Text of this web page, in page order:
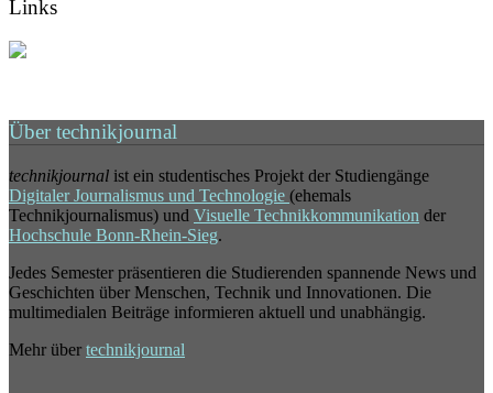
Links
Über technikjournal
technikjournal ist ein studentisches Projekt der Studiengänge
Digitaler Journalismus und Technologie (ehemals
Technikjournalismus) und Visuelle Technikkommunikation der
Hochschule Bonn-Rhein-Sieg.
Jedes Semester präsentieren die Studierenden spannende News und
Geschichten über Menschen, Technik und Innovationen. Die
multimedialen Beiträge informieren aktuell und unabhängig.
Mehr über technikjournal